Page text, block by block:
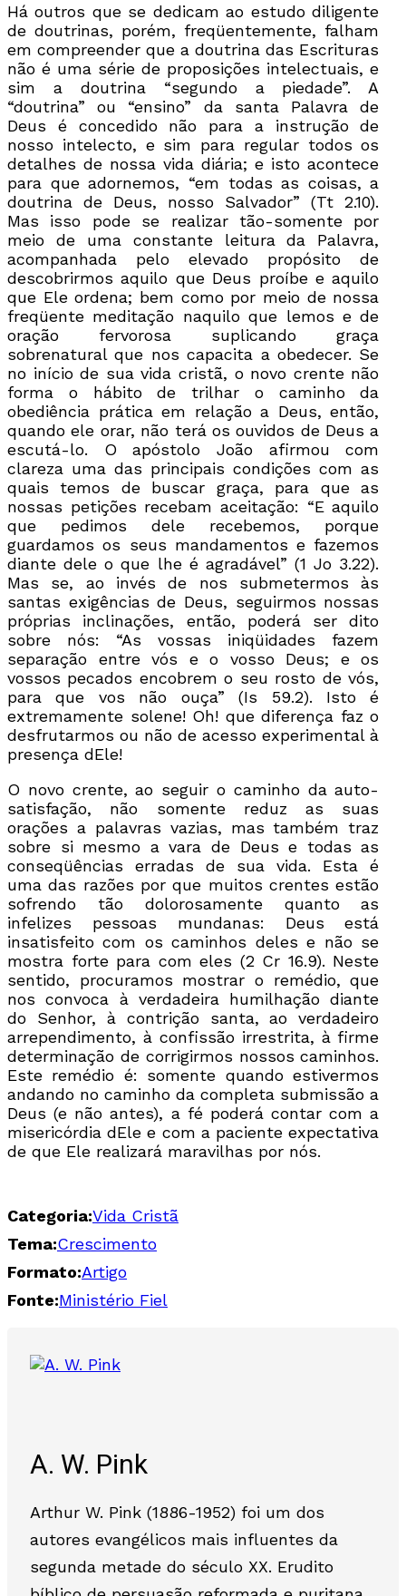
Há outros que se dedicam ao estudo diligente
de doutrinas, porém, freqüentemente, falham
em compreender que a doutrina das Escrituras
não é uma série de proposições intelectuais, e
sim a doutrina “segundo a piedade”. A
“doutrina” ou “ensino” da santa Palavra de
Deus é concedido não para a instrução de
nosso intelecto, e sim para regular todos os
detalhes de nossa vida diária; e isto acontece
para que adornemos, “em todas as coisas, a
doutrina de Deus, nosso Salvador” (Tt 2.10).
Mas isso pode se realizar tão-somente por
meio de uma constante leitura da Palavra,
acompanhada pelo elevado propósito de
descobrirmos aquilo que Deus proíbe e aquilo
que Ele ordena; bem como por meio de nossa
freqüente meditação naquilo que lemos e de
oração fervorosa suplicando graça
sobrenatural que nos capacita a obedecer. Se
no início de sua vida cristã, o novo crente não
forma o hábito de trilhar o caminho da
obediência prática em relação a Deus, então,
quando ele orar, não terá os ouvidos de Deus a
escutá-lo. O apóstolo João afirmou com
clareza uma das principais condições com as
quais temos de buscar graça, para que as
nossas petições recebam aceitação: “E aquilo
que pedimos dele recebemos, porque
guardamos os seus mandamentos e fazemos
diante dele o que lhe é agradável” (1 Jo 3.22).
Mas se, ao invés de nos submetermos às
santas exigências de Deus, seguirmos nossas
próprias inclinações, então, poderá ser dito
sobre nós: “As vossas iniqüidades fazem
separação entre vós e o vosso Deus; e os
vossos pecados encobrem o seu rosto de vós,
para que vos não ouça” (Is 59.2). Isto é
extremamente solene! Oh! que diferença faz o
desfrutarmos ou não de acesso experimental à
presença dEle!
O novo crente, ao seguir o caminho da auto-
satisfação, não somente reduz as suas
orações a palavras vazias, mas também traz
sobre si mesmo a vara de Deus e todas as
conseqüências erradas de sua vida. Esta é
uma das razões por que muitos crentes estão
sofrendo tão dolorosamente quanto as
infelizes pessoas mundanas: Deus está
insatisfeito com os caminhos deles e não se
mostra forte para com eles (2 Cr 16.9). Neste
sentido, procuramos mostrar o remédio, que
nos convoca à verdadeira humilhação diante
do Senhor, à contrição santa, ao verdadeiro
arrependimento, à confissão irrestrita, à firme
determinação de corrigirmos nossos caminhos.
Este remédio é: somente quando estivermos
andando no caminho da completa submissão a
Deus (e não antes), a fé poderá contar com a
misericórdia dEle e com a paciente expectativa
de que Ele realizará maravilhas por nós.
Categoria:Vida Cristã
Tema:Crescimento
Formato:Artigo
Fonte:Ministério Fiel
A. W. Pink
Arthur W. Pink (1886-1952) foi um dos
autores evangélicos mais influentes da
segunda metade do século XX. Erudito